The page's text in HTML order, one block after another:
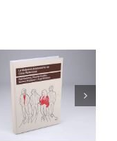
Violencia
Filio-
Parental:
Un